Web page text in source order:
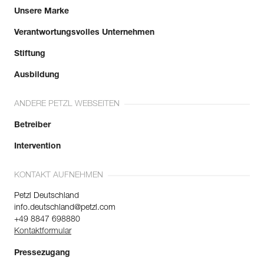
Unsere Marke
Verantwortungsvolles Unternehmen
Stiftung
Ausbildung
ANDERE PETZL WEBSEITEN
Betreiber
Intervention
KONTAKT AUFNEHMEN
Petzl Deutschland
info.deutschland@petzl.com
+49 8847 698880
Kontaktformular
Pressezugang